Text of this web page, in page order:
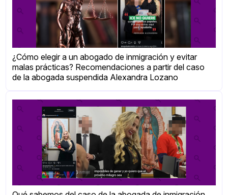
¿Cómo elegir a un abogado de inmigración y evitar
malas prácticas? Recomendaciones a partir del caso
de la abogada suspendida Alexandra Lozano